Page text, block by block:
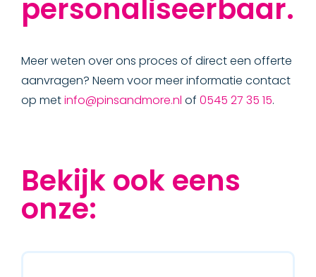
personaliseerbaar.
Meer weten over ons proces of direct een offerte
aanvragen? Neem voor meer informatie contact
op metinfo@pinsandmore.nl of 0545 27 35 15.
Bekijk ook eens
onze: